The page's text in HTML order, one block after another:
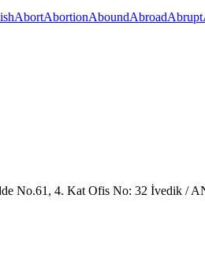
AbortAbortionAboundAbroadAbrupt
No.61, 4. Kat Ofis No: 32 İvedik /